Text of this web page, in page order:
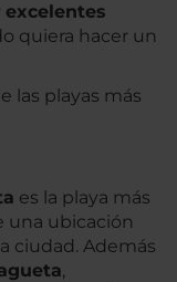
excelentes
quiera hacer un
las playas más
es la playa más
una ubicación
ciudad. Además
,